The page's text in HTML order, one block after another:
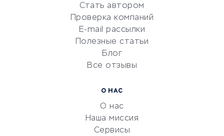
Сервисы по поиску работы
Сетевой маркетинг
УСЛУГИ ДЛЯ БИЗНЕСА
Стать автором
Проверка компаний
E-mail рассылки
Полезные статьи
Блог
Все отзывы
О НАС
О нас
Наша миссия
Сервисы